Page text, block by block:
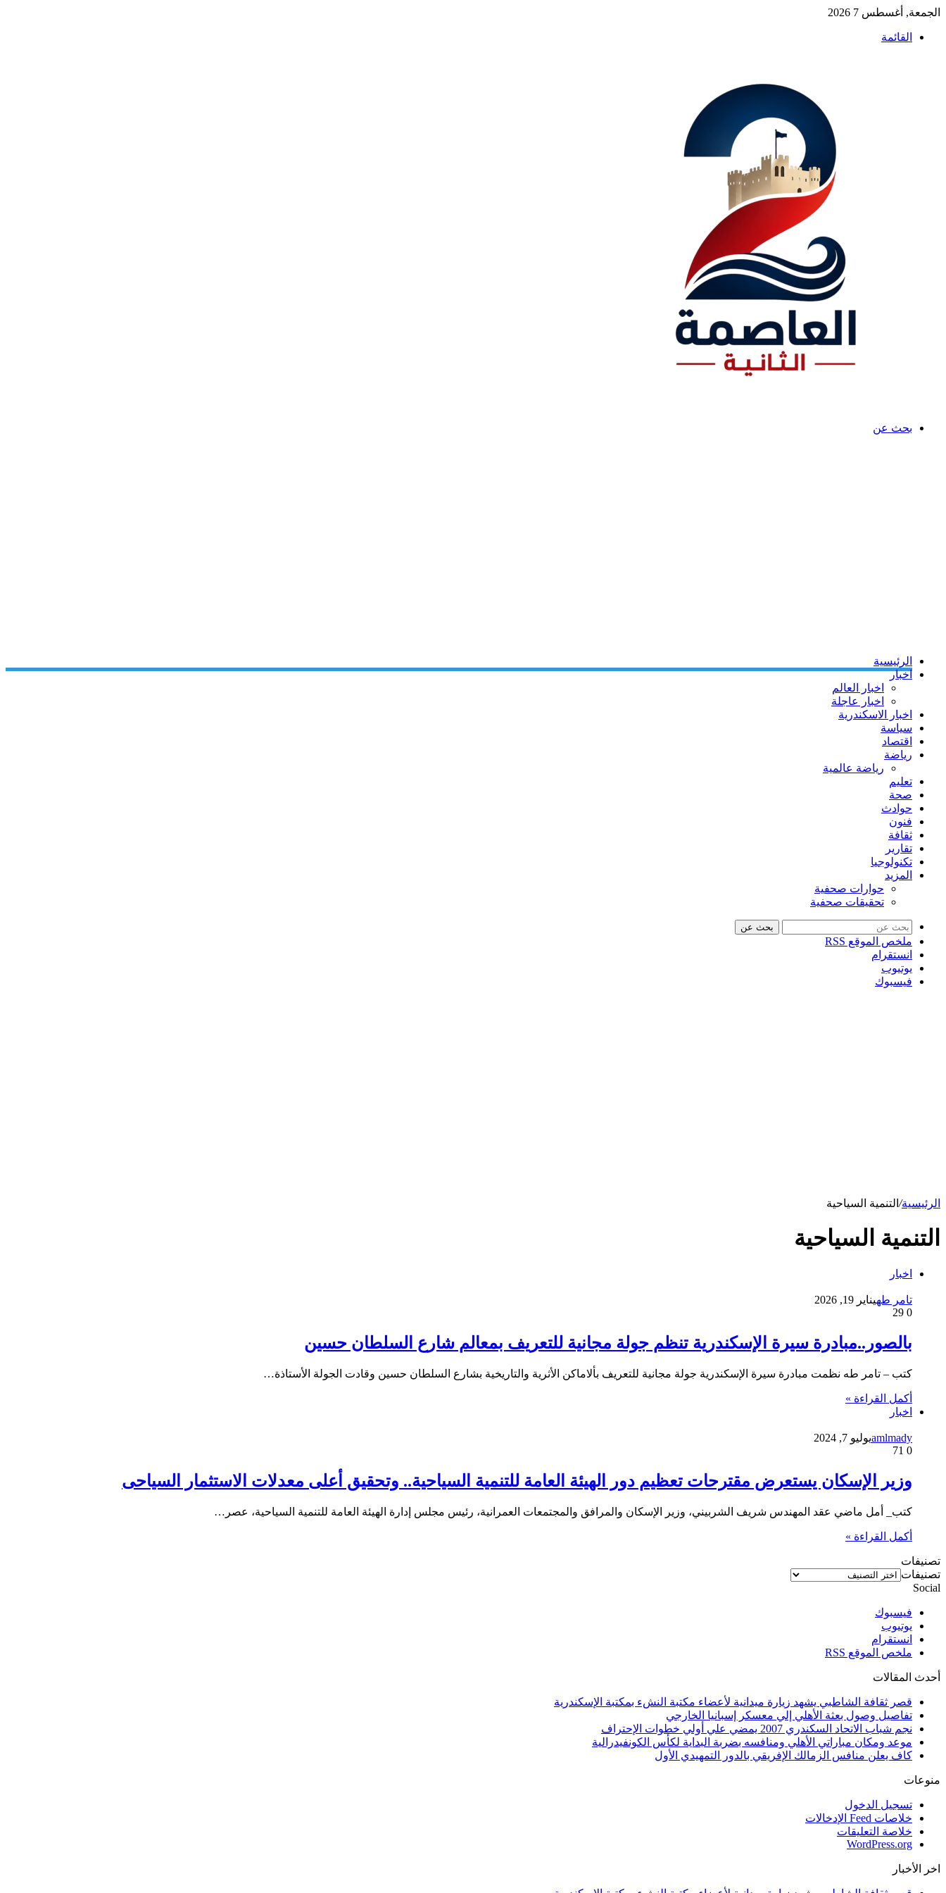
الجمعة, أغسطس 7 2026
القائمة
بحث عن
الرئيسية
اخبار
اخبار العالم
اخبار عاجلة
اخبار الاسكندرية
سياسة
اقتصاد
رياضة
رياضة عالمية
تعليم
صحة
حوادث
فنون
ثقافة
تقارير
تكنولوجيا
المزيد
حوارات صحفية
تحقيقات صحفية
بحث عن
ملخص الموقع RSS
انستقرام
يوتيوب
فيسبوك
الرئيسية/ التنمية السياحية
التنمية السياحية
اخبار
تامر طهيناير 19, 2026
0
بالصور..مبادرة سيرة الإسكندرية تنظم جولة مجانية للتعريف بمعالم شارع السلطان حسين
كتب – تامر طه نظمت مبادرة سيرة الإسكندرية جولة مجانية للتعريف بألاماكن الأثرية والتاريخية بشارع السلطان حسين وقادت الجولة الأستاذة…
أكمل القراءة »
اخبار
amlmadyيوليو 7, 2024
0
وزير الإسكان يستعرض مقترحات تعظيم دور الهيئة العامة للتنمية السياحية.. وتحقيق أعلى معدلات الاستثمار السياحى
كتب_ أمل ماضي عقد المهندس شريف الشربيني، وزير الإسكان والمرافق والمجتمعات العمرانية، رئيس مجلس إدارة الهيئة العامة للتنمية السياحية، عصر…
أكمل القراءة »
تصنيفات
تصنيفات
Social
فيسبوك
يوتيوب
انستقرام
ملخص الموقع RSS
أحدث المقالات
قصر ثقافة الشاطبي يشهد زيارة ميدانية لأعضاء مكتبة النشء بمكتبة الإسكندرية
تفاصيل وصول بعثة الأهلي إلي معسكر إسبانيا الخارجي
نجم شباب الاتحاد السكندري 2007 يمضي علي أولي خطوات الإحتراف
موعد ومكان مباراتي الأهلي ومنافسه بضربة البداية لكأس الكونفيدرالية
كاف يعلن منافس الزمالك الإفريقي بالدور التمهيدي الأول
منوعات
تسجيل الدخول
خلاصات Feed الإدخالات
خلاصة التعليقات
WordPress.org
اخر الأخبار